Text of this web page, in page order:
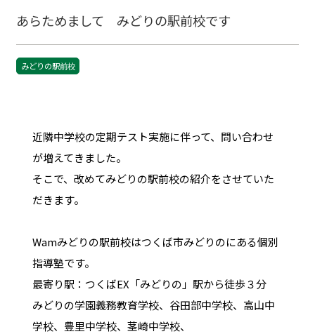
あらためまして みどりの駅前校です
みどりの駅前校
近隣中学校の定期テスト実施に伴って、問い合わせ
が増えてきました。
そこで、改めてみどりの駅前校の紹介をさせていた
だきます。
Wamみどりの駅前校はつくば市みどりのにある個別
指導塾です。
最寄り駅：つくばEX「みどりの」駅から徒歩３分
みどりの学園義務教育学校、谷田部中学校、高山中
学校、豊里中学校、茎崎中学校、